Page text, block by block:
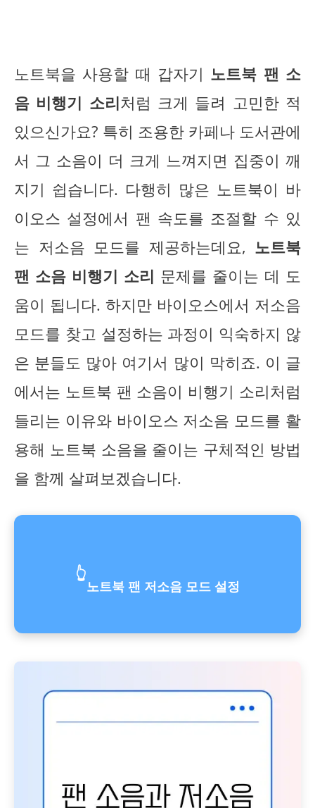
노트북을 사용할 때 갑자기 노트북 팬 소
음 비행기 소리처럼 크게 들려 고민한 적
있으신가요? 특히 조용한 카페나 도서관에
서 그 소음이 더 크게 느껴지면 집중이 깨
지기 쉽습니다. 다행히 많은 노트북이 바
이오스 설정에서 팬 속도를 조절할 수 있
는 저소음 모드를 제공하는데요, 노트북
팬 소음 비행기 소리 문제를 줄이는 데 도
움이 됩니다. 하지만 바이오스에서 저소음
모드를 찾고 설정하는 과정이 익숙하지 않
은 분들도 많아 여기서 많이 막히죠. 이 글
에서는 노트북 팬 소음이 비행기 소리처럼
들리는 이유와 바이오스 저소음 모드를 활
용해 노트북 소음을 줄이는 구체적인 방법
을 함께 살펴보겠습니다.
👆
노트북 팬 저소음 모드 설정